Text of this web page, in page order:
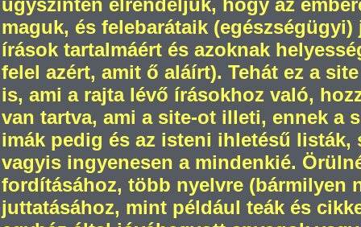
úgyszintén elrendeljük, hogy az
maguk, és felebarátaik
írások tartalmáért és azoknak
felel azért, amit ő aláírt). Tehát ez a
is, ami a rajta lévő írásokhoz való,
van tartva, ami a site-ot illeti, ennek a
imák pedig és az isteni ihletésű
vagyis ingyenesen a mindenkié.
fordításához, több nyelvre (bármilyen
juttatásához, mint például teák és